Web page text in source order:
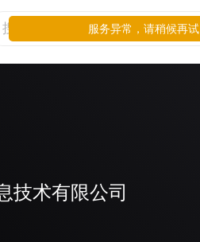
技术有限公司
服务异常，请稍候再试